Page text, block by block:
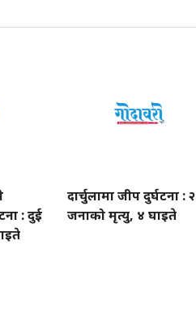
: दुई
दार्चुलामा जीप दुर्घटना : २
जनाको मृत्यु, ४ घाइते